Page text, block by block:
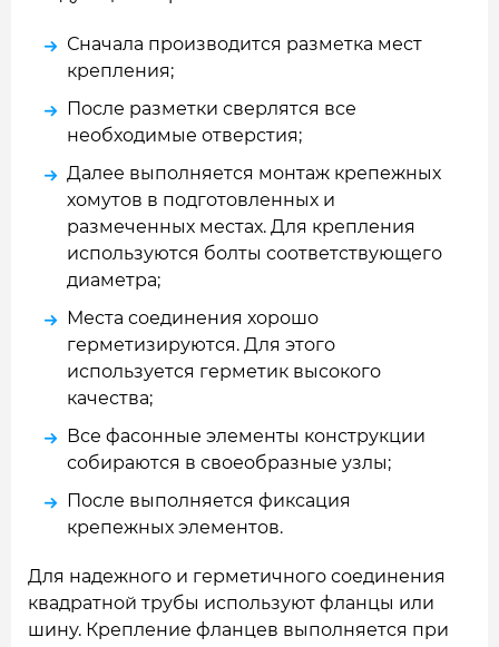
Сначала производится разметка мест
крепления;
После разметки сверлятся все
необходимые отверстия;
Далее выполняется монтаж крепежных
хомутов в подготовленных и
размеченных местах. Для крепления
используются болты соответствующего
диаметра;
Места соединения хорошо
герметизируются. Для этого
используется герметик высокого
качества;
Все фасонные элементы конструкции
собираются в своеобразные узлы;
После выполняется фиксация
крепежных элементов.
Для надежного и герметичного соединения
квадратной трубы используют фланцы или
шину. Крепление фланцев выполняется при